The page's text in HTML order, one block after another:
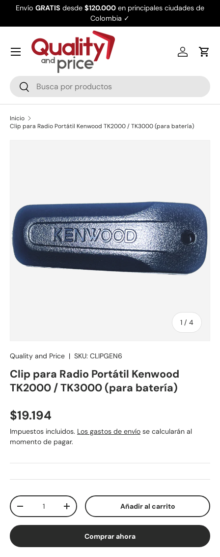
Envío GRATIS desde $120.000 en principales ciudades de
Colombia ✓
Buscar
Buscar
Iniciar
Inicio
Clip para Radio Portátil Kenwood TK2000 / TK3000 (para batería)
1 / de
4
Quality and Price | SKU: CLIPGEN6
Clip para Radio Portátil Kenwood
TK2000 / TK3000 (para batería)
Precio normal
$19.194
Impuestos incluidos. Los gastos de envío se calcularán al
momento de pagar.
Cant.
Disminuir cantidadAumentar la cantidadAñadir al carrito
Comprar ahora